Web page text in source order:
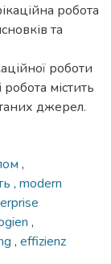
робота
та
роботи
містить
джерел.
,
, modern
,
, effizienz